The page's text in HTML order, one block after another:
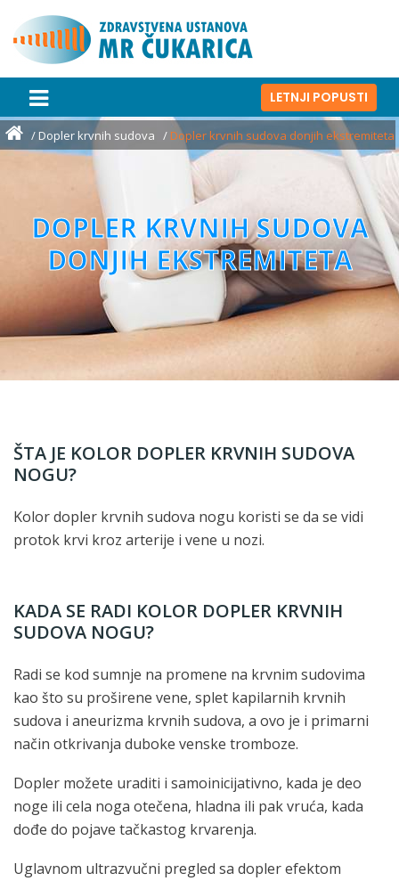
LETNJI POPUSTI
Dopler krvnih sudova Dopler krvnih sudova donjih ekstremiteta
DOPLER KRVNIH SUDOVA
DONJIH EKSTREMITETA
ŠTA JE KOLOR DOPLER KRVNIH SUDOVA
NOGU?
Kolor dopler krvnih sudova nogu koristi se da se vidi
protok krvi kroz arterije i vene u nozi.
KADA SE RADI KOLOR DOPLER KRVNIH
SUDOVA NOGU?
Radi se kod sumnje na promene na krvnim sudovima
kao što su proširene vene, splet kapilarnih krvnih
sudova i aneurizma krvnih sudova, a ovo je i primarni
način otkrivanja duboke venske tromboze.
Dopler možete uraditi i samoinicijativno, kada je deo
noge ili cela noga otečena, hladna ili pak vruća, kada
dođe do pojave tačkastog krvarenja.
Uglavnom ultrazvučni pregled sa dopler efektom